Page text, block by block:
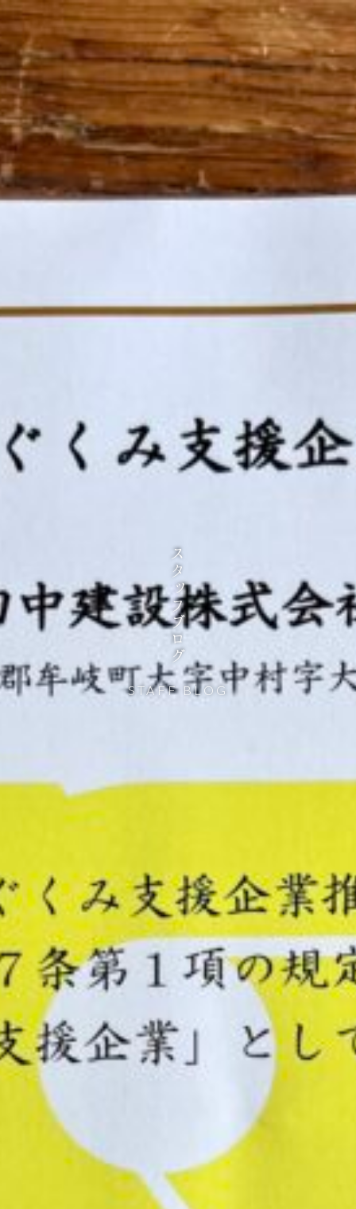
スタッフブログ
STAFF BLOG